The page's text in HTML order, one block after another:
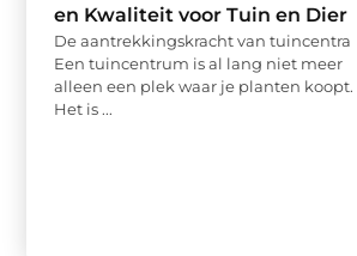
en Kwaliteit voor Tuin en Dier
De aantrekkingskracht van tuincentra
Een tuincentrum is al lang niet meer
alleen een plek waar je planten koopt.
Het is ...